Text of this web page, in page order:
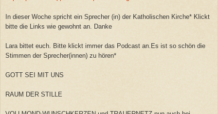
In dieser Woche spricht ein Sprecher (in) der Katholischen Kirche* Klickt
bitte die Links wie gewohnt an. Danke
Lara bittet euch. Bitte klickt immer das Podcast an.Es ist so schön die
Stimmen der Sprecher(innen) zu hören*
GOTT SEI MIT UNS
RAUM DER STILLE